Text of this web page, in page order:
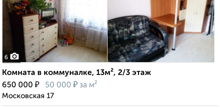
6
Комната в коммуналке, 13м², 2/3 этаж
650 000 ₽ 50 000 ₽ за м²
Московская 17